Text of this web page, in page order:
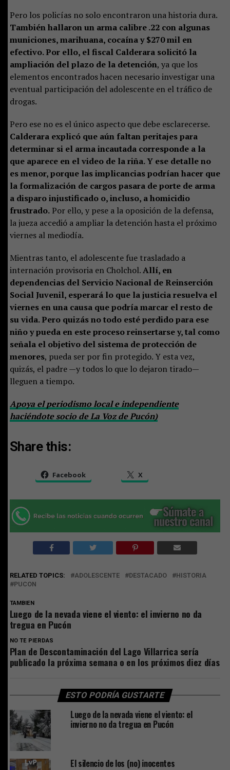
Pero los policías no solo encontraron una historia dura.
También hallaron un arma calibre .22 con algunas
municiones, marihuana, cocaína y $270 mil en
efectivo. Por ello, el fiscal Calderara solicitó la
ampliación del plazo de la detención, ya que los
elementos encontrados hacen necesario investigar una
eventual participación del adolescente en el tráfico de
drogas.
Pero ese no es el único aspecto que debe esclarecerse.
Calderara explicó que aún faltan peritajes para
determinar si el arma incautada corresponde a la
que aparece en el video de la riña. Y ese detalle no
es menor, porque las implicancias podrían hacer que
la formalización de cargos pasara de porte de arma
a disparo injustificado o, incluso, a homicidio
frustrado.Por ello, y pese a la oposición de la defensa,
la jueza accedió a ampliar la detención hasta el próximo
viernes al mediodía.
Mientras tanto, el adolescente fue trasladado a
internación provisoria en Cholchol.Allí, en
dependencias del Servicio Nacional de Reinserción
Social Juvenil, esperará lo que la justicia resuelva el
viernes en una causa que podría marcar el resto de
su vida. Pero quizás no todo esté perdido para ese
niño y pueda en este proceso reinsertarse y, tal como
señala el objetivo del sistema de protección de
menores, pueda ser por fin protegido. Y esta vez,
quizás, el padre —y todos lo que lo dejaron tirado—
lleguen a tiempo.
Apoya el periodismo local e independiente
haciéndote socio de La Voz de Pucón)
Share this:
Facebook X
RELATED TOPICS: ADOLESCENTE DESTACADO
HISTORIA
PUCON
TAMBIEN
Luego de la nevada viene el viento: el invierno no da
tregua en Pucón
NO TE PIERDAS
Plan de Descontaminación del Lago Villarrica sería
publicado la próxima semana o en los próximos diez días
ESTO PODRÍA GUSTARTE
Luego de la nevada viene el viento: el
invierno no da tregua en Pucón
El silencio de los (no) inocentes